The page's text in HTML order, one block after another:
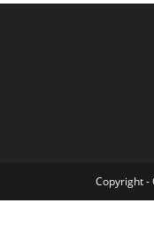
Copyright -